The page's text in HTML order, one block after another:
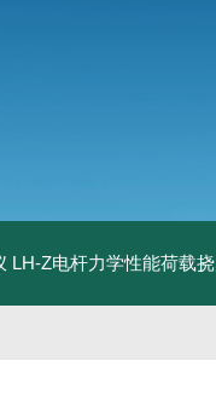
LH-Z电杆力学性能荷载